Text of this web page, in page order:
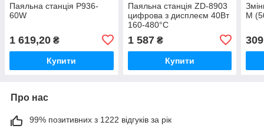
Паяльна станція P936-
60W
1 619,20 ₴
Купити
Паяльна станція ZD-8903
цифрова з дисплеєм 40Вт
160-480°C
1 587₴
Купити
M
Про нас
99% позитивних з 1222 відгуків за рік